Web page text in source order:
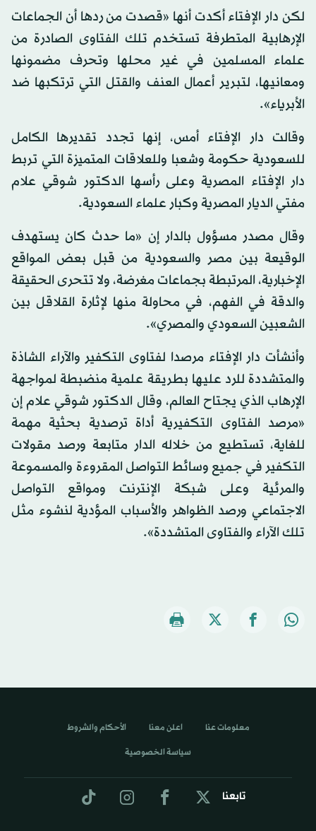
لكن دار الإفتاء أكدت أنها «قصدت من ردها أن الجماعات
الإرهابية المتطرفة تستخدم تلك الفتاوى الصادرة من
علماء المسلمين في غير محلها وتحرف مضمونها
ومعانيها، لتبرير أعمال العنف والقتل التي ترتكبها ضد
الأبرياء».
وقالت دار الإفتاء أمس، إنها تجدد تقديرها الكامل
للسعودية حكومة وشعبا وللعلاقات المتميزة التي تربط
دار الإفتاء المصرية وعلى رأسها الدكتور شوقي علام
مفتي الديار المصرية وكبار علماء السعودية.
وقال مصدر مسؤول بالدار إن «ما حدث كان يستهدف
الوقيعة بين مصر والسعودية من قبل بعض المواقع
الإخبارية، المرتبطة بجماعات مغرضة، ولا تتحرى الحقيقة
والدقة في الفهم، في محاولة منها لإثارة القلاقل بين
الشعبين السعودي والمصري».
وأنشأت دار الإفتاء مرصدا لفتاوى التكفير والآراء الشاذة
والمتشددة للرد عليها بطريقة علمية منضبطة لمواجهة
الإرهاب الذي يجتاح العالم، وقال الدكتور شوقي علام إن
«مرصد الفتاوى التكفيرية أداة ترصدية بحثية مهمة
للغاية، تستطيع من خلاله الدار متابعة ورصد مقولات
التكفير في جميع وسائط التواصل المقروءة والمسموعة
والمرئية وعلى شبكة الإنترنت ومواقع التواصل
الاجتماعي ورصد الظواهر والأسباب المؤدية لنشوء مثل
تلك الآراء والفتاوى المتشددة».
تابعنا
معلومات عنا اعلن معنا الأحكام والشروط
سياسة الخصوصية